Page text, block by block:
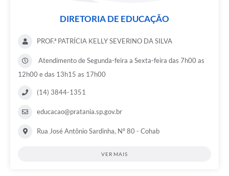
DIRETORIA DE EDUCAÇÃO
PROF.ª PATRÍCIA KELLY SEVERINO DA SILVA
Atendimento de Segunda-feira a Sexta-feira das 7h00 as
12h00 e das 13h15 as 17h00
(14) 3844-1351
educacao@pratania.sp.gov.br
Rua José Antônio Sardinha, Nº 80 - Cohab
VER MAIS